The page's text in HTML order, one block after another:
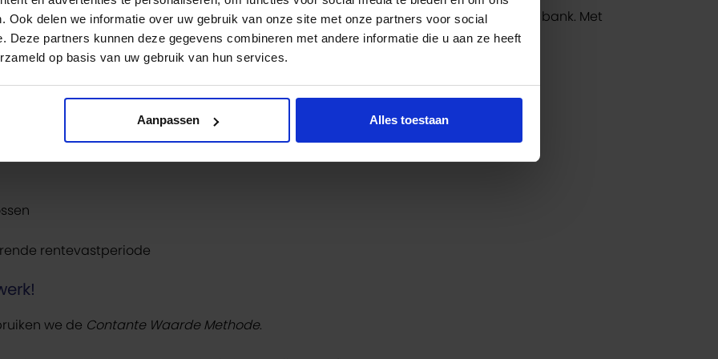
Ook delen we informatie over uw gebruik van onze site met onze partners voor social
Deze partners kunnen deze gegevens combineren met andere informatie die u aan ze heeft
op basis van uw gebruik van hun services.
Aanpassen Alles toestaan
mogen niet meer in rekening brengen dan het werkelijk geleden nadeel van de bank. Met
de boeterente berekenen. Hieronder leggen we de rekensom stap voor stap uit.
gegevens nodig:
rentevastperiode
we de Contante Waarde Methode.